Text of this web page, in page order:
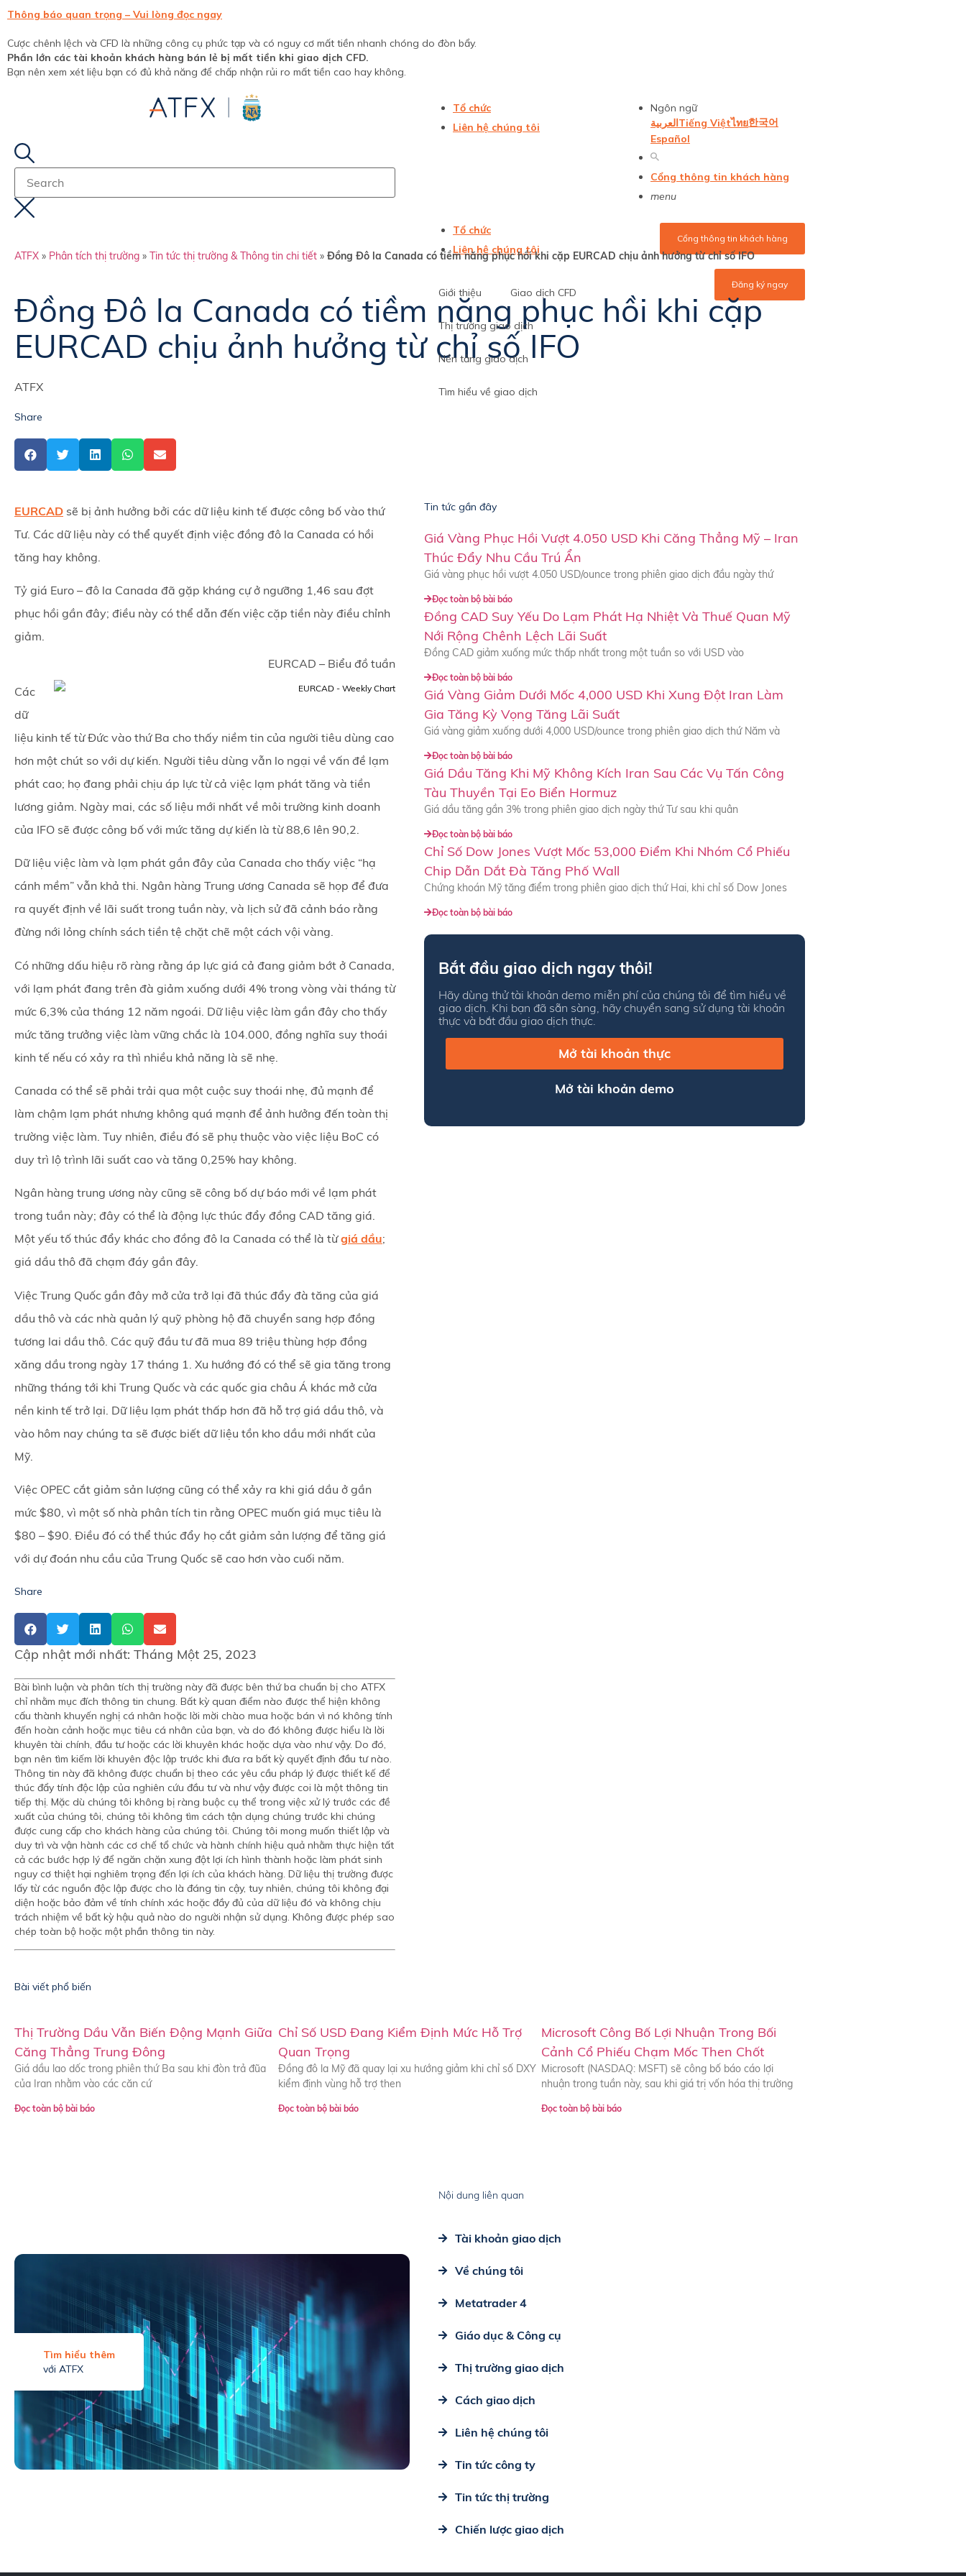
Thông báo quan trọng – Vui lòng đọc ngay
Cược chênh lệch và CFD là những công cụ phức tạp và có nguy cơ mất tiền nhanh chóng do đòn bẩy.
Phần lớn các tài khoản khách hàng bán lẻ bị mất tiền khi giao dịch CFD.
Bạn nên xem xét liệu bạn có đủ khả năng để chấp nhận rủi ro mất tiền cao hay không.
Tổ chức
Liên hệ chúng tôi
Ngôn ngữ
العربيةTiếng Việtไทย한국어
Español
Cổng thông tin khách hàng
menu
Tổ chức
Liên hệ chúng tôi
Giới thiệu Giao dịch CFD
Thị trường giao dịch
Nền tảng giao dịch
Tìm hiểu về giao dịch
Cổng thông tin khách hàng
Đăng ký ngay
ATFX » Phân tích thị trường » Tin tức thị trường & Thông tin chi tiết » Đồng Đô la Canada có tiềm năng phục hồi khi cặp EURCAD chịu ảnh hưởng từ chỉ số IFO
Đồng Đô la Canada có tiềm năng phục hồi khi cặp
EURCAD chịu ảnh hưởng từ chỉ số IFO
ATFX
Share
EURCAD sẽ bị ảnh hưởng bởi các dữ liệu kinh tế được công bố vào thứ
Tư. Các dữ liệu này có thể quyết định việc đồng đô la Canada có hồi
tăng hay không.
Tỷ giá Euro – đô la Canada đã gặp kháng cự ở ngưỡng 1,46 sau đợt
phục hồi gần đây; điều này có thể dẫn đến việc cặp tiền này điều chỉnh
giảm.
EURCAD – Biểu đồ tuần
Các
dữ
liệu kinh tế từ Đức vào thứ Ba cho thấy niềm tin của người tiêu dùng cao
hơn một chút so với dự kiến. Người tiêu dùng vẫn lo ngại về vấn đề lạm
phát cao; họ đang phải chịu áp lực từ cả việc lạm phát tăng và tiền
lương giảm. Ngày mai, các số liệu mới nhất về môi trường kinh doanh
của IFO sẽ được công bố với mức tăng dự kiến là từ 88,6 lên 90,2.
Dữ liệu việc làm và lạm phát gần đây của Canada cho thấy việc “hạ
cánh mềm” vẫn khả thi. Ngân hàng Trung ương Canada sẽ họp để đưa
ra quyết định về lãi suất trong tuần này, và lịch sử đã cảnh báo rằng
đừng nới lỏng chính sách tiền tệ chặt chẽ một cách vội vàng.
Có những dấu hiệu rõ ràng rằng áp lực giá cả đang giảm bớt ở Canada,
với lạm phát đang trên đà giảm xuống dưới 4% trong vòng vài tháng từ
mức 6,3% của tháng 12 năm ngoái. Dữ liệu việc làm gần đây cho thấy
mức tăng trưởng việc làm vững chắc là 104.000, đồng nghĩa suy thoái
kinh tế nếu có xảy ra thì nhiều khả năng là sẽ nhẹ.
Canada có thể sẽ phải trải qua một cuộc suy thoái nhẹ, đủ mạnh để
làm chậm lạm phát nhưng không quá mạnh để ảnh hưởng đến toàn thị
trường việc làm. Tuy nhiên, điều đó sẽ phụ thuộc vào việc liệu BoC có
duy trì lộ trình lãi suất cao và tăng 0,25% hay không.
Ngân hàng trung ương này cũng sẽ công bố dự báo mới về lạm phát
trong tuần này; đây có thể là động lực thúc đẩy đồng CAD tăng giá.
Một yếu tố thúc đẩy khác cho đồng đô la Canada có thể là từ giá dầu;
giá dầu thô đã chạm đáy gần đây.
Việc Trung Quốc gần đây mở cửa trở lại đã thúc đẩy đà tăng của giá
dầu thô và các nhà quản lý quỹ phòng hộ đã chuyển sang hợp đồng
tương lai dầu thô. Các quỹ đầu tư đã mua 89 triệu thùng hợp đồng
xăng dầu trong ngày 17 tháng 1. Xu hướng đó có thể sẽ gia tăng trong
những tháng tới khi Trung Quốc và các quốc gia châu Á khác mở cửa
nền kinh tế trở lại. Dữ liệu lạm phát thấp hơn đã hỗ trợ giá dầu thô, và
vào hôm nay chúng ta sẽ được biết dữ liệu tồn kho dầu mới nhất của
Mỹ.
Việc OPEC cắt giảm sản lượng cũng có thể xảy ra khi giá dầu ở gần
mức $80, vì một số nhà phân tích tin rằng OPEC muốn giá mục tiêu là
$80 – $90. Điều đó có thể thúc đẩy họ cắt giảm sản lượng để tăng giá
với dự đoán nhu cầu của Trung Quốc sẽ cao hơn vào cuối năm.
Share
Cập nhật mới nhất: Tháng Một 25, 2023
Bài bình luận và phân tích thị trường này đã được bên thứ ba chuẩn bị cho ATFX
chỉ nhằm mục đích thông tin chung. Bất kỳ quan điểm nào được thể hiện không
cấu thành khuyến nghị cá nhân hoặc lời mời chào mua hoặc bán vì nó không tính
đến hoàn cảnh hoặc mục tiêu cá nhân của bạn, và do đó không được hiểu là lời
khuyên tài chính, đầu tư hoặc các lời khuyên khác hoặc dựa vào như vậy. Do đó,
bạn nên tìm kiếm lời khuyên độc lập trước khi đưa ra bất kỳ quyết định đầu tư nào.
Thông tin này đã không được chuẩn bị theo các yêu cầu pháp lý được thiết kế để
thúc đẩy tính độc lập của nghiên cứu đầu tư và như vậy được coi là một thông tin
tiếp thị. Mặc dù chúng tôi không bị ràng buộc cụ thể trong việc xử lý trước các đề
xuất của chúng tôi, chúng tôi không tìm cách tận dụng chúng trước khi chúng
được cung cấp cho khách hàng của chúng tôi. Chúng tôi mong muốn thiết lập và
duy trì và vận hành các cơ chế tổ chức và hành chính hiệu quả nhằm thực hiện tất
cả các bước hợp lý để ngăn chặn xung đột lợi ích hình thành hoặc làm phát sinh
nguy cơ thiệt hại nghiêm trọng đến lợi ích của khách hàng. Dữ liệu thị trường được
lấy từ các nguồn độc lập được cho là đáng tin cậy, tuy nhiên, chúng tôi không đại
diện hoặc bảo đảm về tính chính xác hoặc đầy đủ của dữ liệu đó và không chịu
trách nhiệm về bất kỳ hậu quả nào do người nhận sử dụng. Không được phép sao
chép toàn bộ hoặc một phần thông tin này.
Tin tức gần đây
Giá Vàng Phục Hồi Vượt 4.050 USD Khi Căng Thẳng Mỹ – Iran
Thúc Đẩy Nhu Cầu Trú Ẩn
Giá vàng phục hồi vượt 4.050 USD/ounce trong phiên giao dịch đầu ngày thứ
Đọc toàn bộ bài báo
Đồng CAD Suy Yếu Do Lạm Phát Hạ Nhiệt Và Thuế Quan Mỹ
Nới Rộng Chênh Lệch Lãi Suất
Đồng CAD giảm xuống mức thấp nhất trong một tuần so với USD vào
Đọc toàn bộ bài báo
Giá Vàng Giảm Dưới Mốc 4,000 USD Khi Xung Đột Iran Làm
Gia Tăng Kỳ Vọng Tăng Lãi Suất
Giá vàng giảm xuống dưới 4,000 USD/ounce trong phiên giao dịch thứ Năm và
Đọc toàn bộ bài báo
Giá Dầu Tăng Khi Mỹ Không Kích Iran Sau Các Vụ Tấn Công
Tàu Thuyền Tại Eo Biển Hormuz
Giá dầu tăng gần 3% trong phiên giao dịch ngày thứ Tư sau khi quân
Đọc toàn bộ bài báo
Chỉ Số Dow Jones Vượt Mốc 53,000 Điểm Khi Nhóm Cổ Phiếu
Chip Dẫn Dắt Đà Tăng Phố Wall
Chứng khoán Mỹ tăng điểm trong phiên giao dịch thứ Hai, khi chỉ số Dow Jones
Đọc toàn bộ bài báo
Bắt đầu giao dịch ngay thôi!
Hãy dùng thử tài khoản demo miễn phí của chúng tôi để tìm hiểu về
giao dịch. Khi bạn đã sẵn sàng, hãy chuyển sang sử dụng tài khoản
thực và bắt đầu giao dịch thực.
Mở tài khoản thực
Mở tài khoản demo
Bài viết phổ biến
Thị Trường Dầu Vẫn Biến Động Mạnh Giữa
Căng Thẳng Trung Đông
Giá dầu lao dốc trong phiên thứ Ba sau khi đòn trả đũa
của Iran nhằm vào các căn cứ
Đọc toàn bộ bài báo
Chỉ Số USD Đang Kiểm Định Mức Hỗ Trợ
Quan Trọng
Đồng đô la Mỹ đã quay lại xu hướng giảm khi chỉ số DXY
kiểm định vùng hỗ trợ then
Đọc toàn bộ bài báo
Microsoft Công Bố Lợi Nhuận Trong Bối
Cảnh Cổ Phiếu Chạm Mốc Then Chốt
Microsoft (NASDAQ: MSFT) sẽ công bố báo cáo lợi
nhuận trong tuần này, sau khi giá trị vốn hóa thị trường
Đọc toàn bộ bài báo
Tìm hiểu thêm
với ATFX
Nội dung liên quan
Tài khoản giao dịch
Về chúng tôi
Metatrader 4
Giáo dục & Công cụ
Thị trường giao dịch
Cách giao dịch
Liên hệ chúng tôi
Tin tức công ty
Tin tức thị trường
Chiến lược giao dịch